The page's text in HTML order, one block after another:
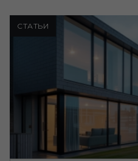
СТАТЬИ